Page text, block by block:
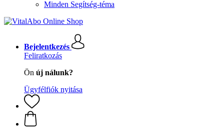
Minden Segítség-téma
Bejelentkezés
Feliratkozás
Ön új nálunk?
Ügyfélfiók nyitása